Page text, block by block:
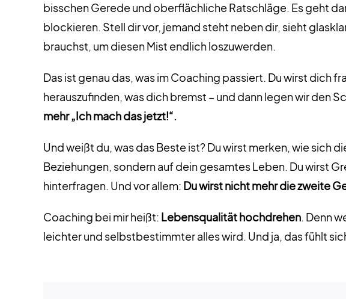
bisschen Gerede und oberflächliche Ratschläge. Es geht
blockieren. Stell dir vor, jemand steht neben dir, sieht
brauchst, um diesen Mist endlich loszuwerden.
Das ist genau das, was im Coaching passiert. Du wirst dich
herauszufinden, was dich bremst – und dann legen wir den
mehr „Ich mach das jetzt!“.
Und weißt du, was das Beste ist? Du wirst merken, wie sich
Beziehungen, sondern auf dein gesamtes Leben. Du wirst
hinterfragen. Und vor allem: Du wirst nicht mehr die zweite
Coaching bei mir heißt: Lebensqualität hochdrehen. Denn
leichter und selbstbestimmter alles wird. Und ja, das fühlt